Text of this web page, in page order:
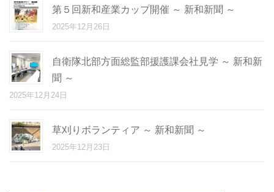
第５回新和産業カップ開催 ～ 新和新聞 ～
2025年12月26日
自衛隊北部方面総監部援護課会社見学 ～ 新和新
聞 ～
2025年12月24日
草刈りボランティア ～ 新和新聞 ～
2025年12月23日